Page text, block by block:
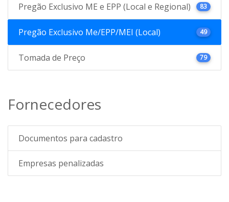
Pregão Exclusivo ME e EPP (Local e Regional) 83
Pregão Exclusivo Me/EPP/MEI (Local) 49
Tomada de Preço 79
Fornecedores
Documentos para cadastro
Empresas penalizadas